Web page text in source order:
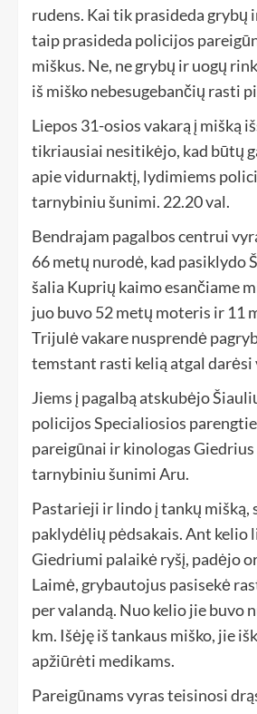
rudens. Kai tik prasideda grybų
taip prasideda policijos
miškus. Ne, ne grybų ir uogų
iš miško nebesugebančių rasti
Liepos 31-osios vakarą į mišką
tikriausiai nesitikėjo, kad būtų
apie vidurnaktį, lydimiems
tarnybiniu šunimi. 22.20 val.
Bendrajam pagalbos centrui
66 metų nurodė, kad pasiklydo
šalia Kuprių kaimo esančiame
juo buvo 52 metų moteris ir 11
Trijulė vakare nusprendė
temstant rasti kelią atgal darėsi
Jiems į pagalbą atskubėjo
policijos Specialiosios
pareigūnai ir kinologas Giedrius
tarnybiniu šunimi Aru.
Pastarieji ir lindo į tankų mišką,
paklydėlių pėdsakais. Ant kelio
Giedriumi palaikė ryšį, padėjo
Laimė, grybautojus pasisekė
per valandą. Nuo kelio jie buvo
km. Išėję iš tankaus miško, jie
apžiūrėti medikams.
Pareigūnams vyras teisinosi